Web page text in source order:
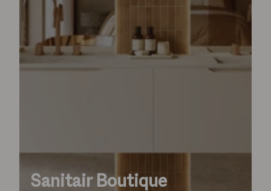
Sanitair Boutique